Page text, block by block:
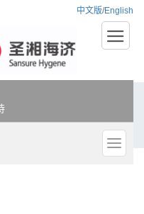
中文版/English